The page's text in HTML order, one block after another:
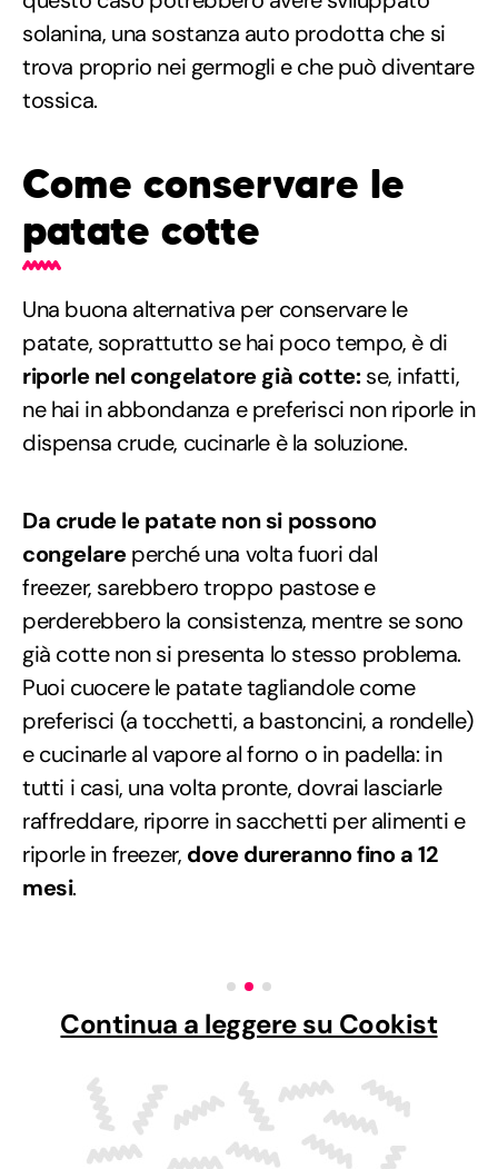
solanina, una sostanza auto prodotta che si
trova proprio nei germogli e che può diventare
tossica.
Come conservare le
patate cotte
Una buona alternativa per conservare le
patate, soprattutto se hai poco tempo, è di
riporle nel congelatore già cotte:se, infatti,
ne hai in abbondanza e preferisci non riporle in
dispensa crude, cucinarle è la soluzione.
Da crude le patate non si possono
congelareperché una volta fuori dal
freezer, sarebbero troppo pastose e
perderebbero la consistenza, mentre se sono
già cotte non si presenta lo stesso problema.
Puoi cuocere le patate tagliandole come
preferisci (a tocchetti, a bastoncini, a rondelle)
e cucinarle al vapore al forno o in padella: in
tutti i casi, una volta pronte, dovrai lasciarle
raffreddare, riporre in sacchetti per alimenti e
riporle in freezer, dove dureranno fino a 12
mesi.
Continua a leggere su Cookist